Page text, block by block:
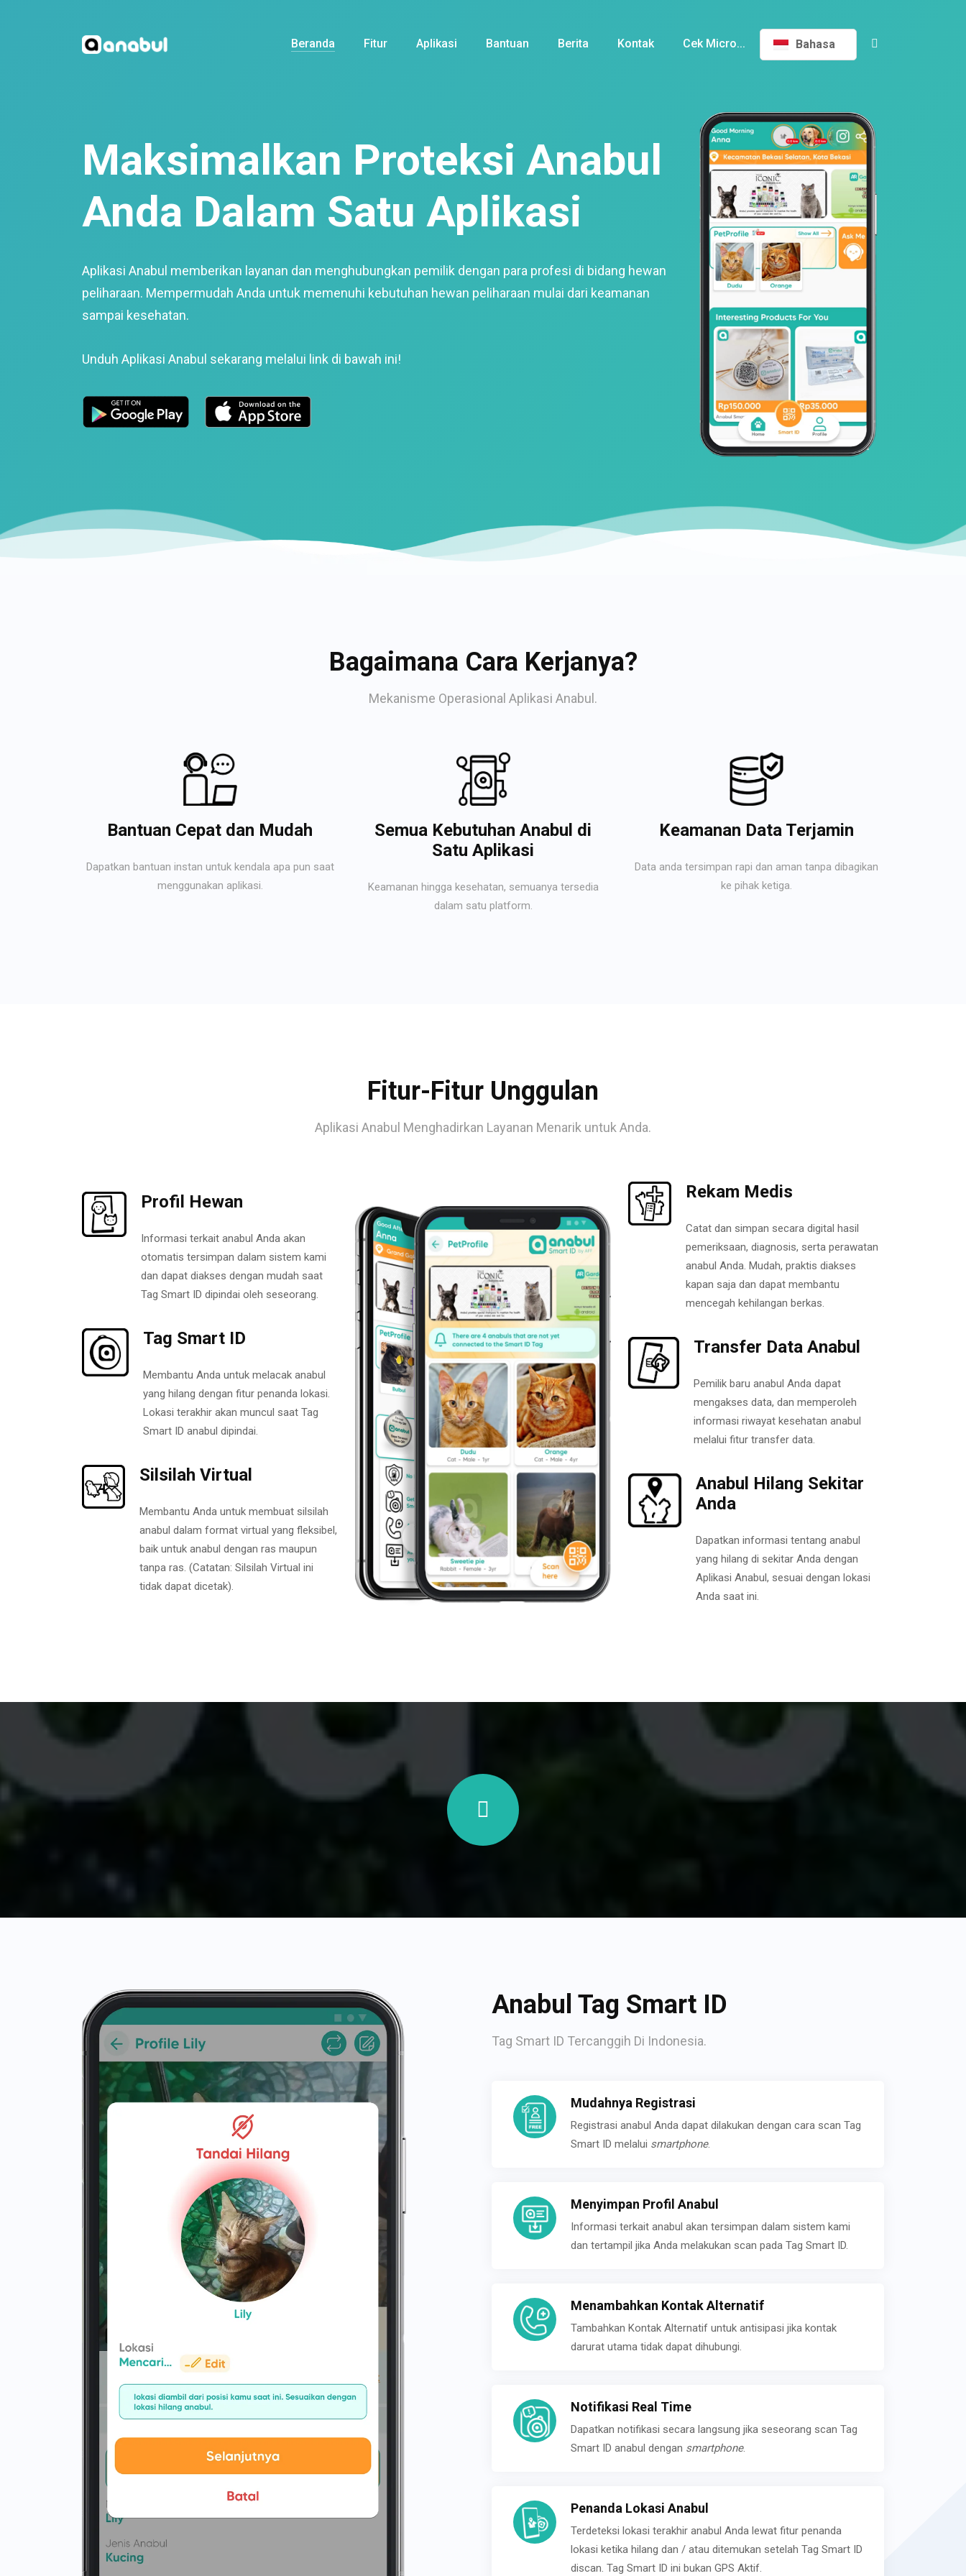
Beranda Fitur Aplikasi Bantuan Berita Kontak Cek Micro... Bahasa
Maksimalkan Proteksi Anabul
Anda Dalam Satu Aplikasi
Aplikasi Anabul memberikan layanan dan menghubungkan pemilik dengan para profesi di bidang hewan
peliharaan. Mempermudah Anda untuk memenuhi kebutuhan hewan peliharaan mulai dari keamanan
sampai kesehatan.
Unduh Aplikasi Anabul sekarang melalui link di bawah ini!
Bagaimana Cara Kerjanya?
Mekanisme Operasional Aplikasi Anabul.
Bantuan Cepat dan Mudah
Dapatkan bantuan instan untuk kendala apa pun saat
menggunakan aplikasi.
Semua Kebutuhan Anabul di
Satu Aplikasi
Keamanan hingga kesehatan, semuanya tersedia
dalam satu platform.
Keamanan Data Terjamin
Data anda tersimpan rapi dan aman tanpa dibagikan
ke pihak ketiga.
Fitur-Fitur Unggulan
Aplikasi Anabul Menghadirkan Layanan Menarik untuk Anda.
Profil Hewan
Informasi terkait anabul Anda akan
otomatis tersimpan dalam sistem kami
dan dapat diakses dengan mudah saat
Tag Smart ID dipindai oleh seseorang.
Tag Smart ID
Membantu Anda untuk melacak anabul
yang hilang dengan fitur penanda lokasi.
Lokasi terakhir akan muncul saat Tag
Smart ID anabul dipindai.
Silsilah Virtual
Membantu Anda untuk membuat silsilah
anabul dalam format virtual yang fleksibel,
baik untuk anabul dengan ras maupun
tanpa ras. (Catatan: Silsilah Virtual ini
tidak dapat dicetak).
Rekam Medis
Catat dan simpan secara digital hasil
pemeriksaan, diagnosis, serta perawatan
anabul Anda. Mudah, praktis diakses
kapan saja dan dapat membantu
mencegah kehilangan berkas.
Transfer Data Anabul
Pemilik baru anabul Anda dapat
mengakses data, dan memperoleh
informasi riwayat kesehatan anabul
melalui fitur transfer data.
Anabul Hilang Sekitar
Anda
Dapatkan informasi tentang anabul
yang hilang di sekitar Anda dengan
Aplikasi Anabul, sesuai dengan lokasi
Anda saat ini.
Anabul Tag Smart ID
Tag Smart ID Tercanggih Di Indonesia.
Mudahnya Registrasi
Registrasi anabul Anda dapat dilakukan dengan cara scan Tag
Smart ID melalui smartphone.
Menyimpan Profil Anabul
Informasi terkait anabul akan tersimpan dalam sistem kami
dan tertampil jika Anda melakukan scan pada Tag Smart ID.
Menambahkan Kontak Alternatif
Tambahkan Kontak Alternatif untuk antisipasi jika kontak
darurat utama tidak dapat dihubungi.
Notifikasi Real Time
Dapatkan notifikasi secara langsung jika seseorang scan Tag
Smart ID anabul dengan smartphone.
Penanda Lokasi Anabul
Terdeteksi lokasi terakhir anabul Anda lewat fitur penanda
lokasi ketika hilang dan / atau ditemukan setelah Tag Smart ID
discan. Tag Smart ID ini bukan GPS Aktif.